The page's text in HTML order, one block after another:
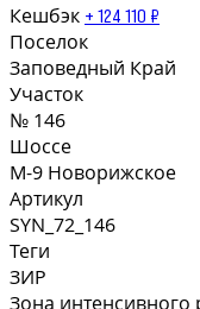
Кешбэк + 124 110 ₽
Поселок
Заповедный Край
Участок
№ 146
Шоссе
М-9 Новорижское
Артикул
SYN_72_146
Теги
ЗИР
Зона интенсивного